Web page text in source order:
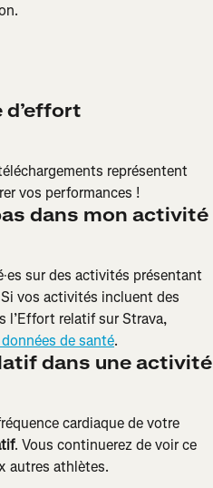
d’effort
représentent
vos performances !
dans mon activité
sur des activités présentant
vos activités incluent des
l’Effort relatif sur Strava,
de santé.
dans une activité
cardiaque de votre
. Vous continuerez de voir ce
autres athlètes.